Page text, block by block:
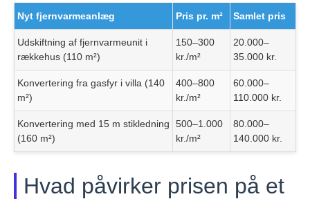
Nyt fjernvarmeanlæg Pris pr. m² Samlet pris
Udskiftning af fjernvarmeunit i
rækkehus (110 m²)
150–300
kr./m²
20.000–
35.000 kr.
Konvertering fra gasfyr i villa (140
m²)
400–800
kr./m²
60.000–
110.000 kr.
Konvertering med 15 m stikledning
(160 m²)
500–1.000
kr./m²
80.000–
140.000 kr.
Hvad påvirker prisen på et